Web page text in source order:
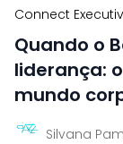
Connect
Quando o
liderança:
mundo
Silvana